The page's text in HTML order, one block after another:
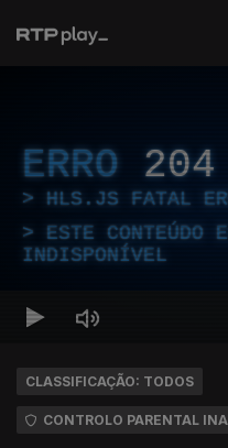
ERRO 204
HLS.JS FATAL
ESTE CONTEÚDO
INDISPONÍVEL
CLASSIFICAÇÃO: TODOS
CONTROLO PARENTAL